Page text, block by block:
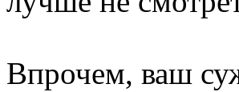
Впрочем, ваш